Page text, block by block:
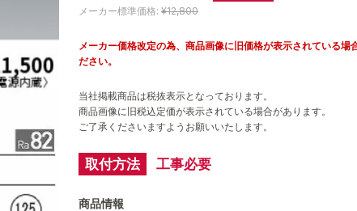
メーカー標準価格: ¥12,800
メーカー価格改定の為、商品画像に旧価格が表示されている場
ださい。
当社掲載商品は税抜表示となっております。
商品画像に旧税込定価が表示されている場合があります。
ご了承くださいますようお願いいたします。
取付方法 工事必要
商品情報